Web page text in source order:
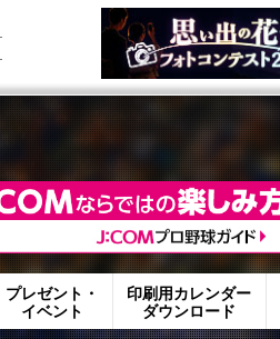
プレゼント・
イベント
印刷用カレンダー
ダウンロード